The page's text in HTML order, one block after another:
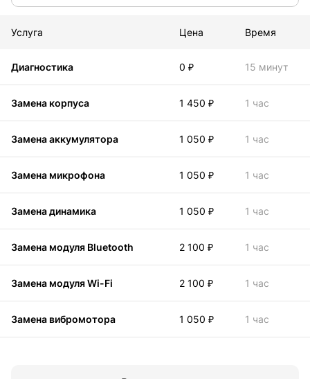
Услуга Цена Время
Диагностика 0 ₽ 15 минут
Замена корпуса 1 450 ₽ 1 час
Замена аккумулятора 1 050 ₽ 1 час
Замена микрофона 1 050 ₽ 1 час
Замена динамика 1 050 ₽ 1 час
Замена модуля Bluetooth 2 100 ₽ 1 час
Замена модуля Wi-Fi 2 100 ₽ 1 час
Замена вибромотора 1 050 ₽ 1 час